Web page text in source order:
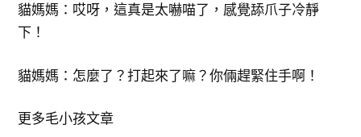
貓媽媽：哎呀，這真是太嚇喵了，感覺舔爪子冷靜
下！
貓媽媽：怎麼了？打起來了嘛？你倆趕緊住手啊！
更多毛小孩文章